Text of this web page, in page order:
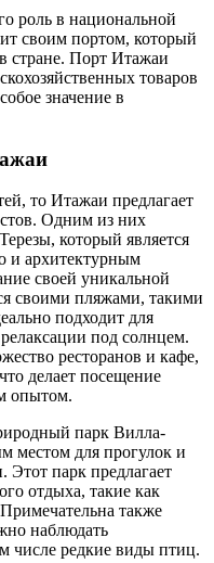
роль в национальной
своим портом, который
стране. Порт Итажаи
товаров
значение в
то Итажаи предлагает
Одним из них
который является
и архитектурным
своей уникальной
своими пляжами, такими
подходит для
под солнцем.
ресторанов и кафе,
делает посещение
опытом.
парк Вилла-
местом для прогулок и
Этот парк предлагает
отдыха, такие как
также
наблюдать
числе редкие виды птиц.